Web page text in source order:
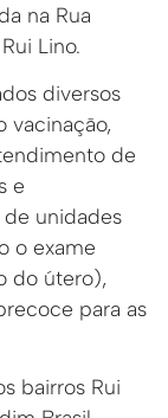
na Rua
Lino.
diversos
vacinação,
de
e
unidades
o exame
do útero),
para as
bairros Rui